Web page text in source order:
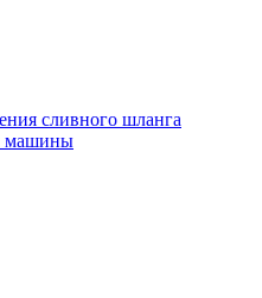
сливного шланга
машины